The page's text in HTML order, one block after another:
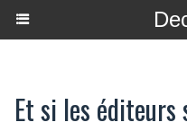
Et si les